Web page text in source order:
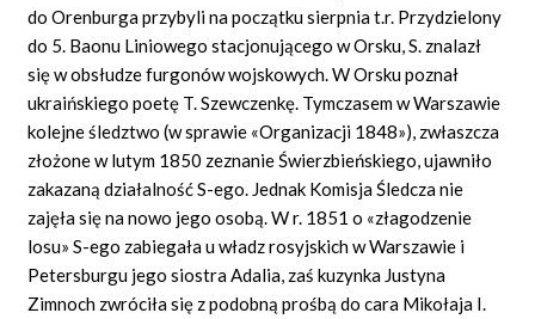
do Orenburga przybyli na początku sierpnia t.r. Przydzielony
do 5. Baonu Liniowego stacjonującego w Orsku, S. znalazł
się w obsłudze furgonów wojskowych. W Orsku poznał
ukraińskiego poetę T. Szewczenkę. Tymczasem w Warszawie
kolejne śledztwo (w sprawie «Organizacji 1848»), zwłaszcza
złożone w lutym 1850 zeznanie Świerzbieńskiego, ujawniło
zakazaną działalność S-ego. Jednak Komisja Śledcza nie
zajęła się na nowo jego osobą. W r. 1851o «złagodzenie
losu»S-ego zabiegała u władz rosyjskich w Warszawie i
Petersburgu jego siostra Adalia, zaś kuzynka Justyna
Zimnoch zwróciła się z podobną prośbą do cara Mikołaja I.